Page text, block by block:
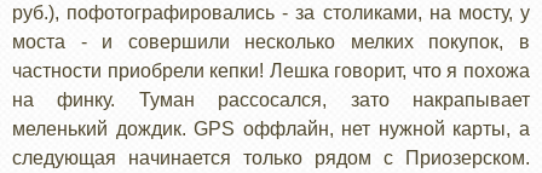
руб.), пофотографировались - за столиками, на мосту, у
моста - и совершили несколько мелких покупок, в
частности приобрели кепки! Лешка говорит, что я похожа
на финку. Туман рассосался, зато накрапывает
меленький дождик. GPS оффлайн, нет нужной карты, а
следующая начинается только рядом с Приозерском.